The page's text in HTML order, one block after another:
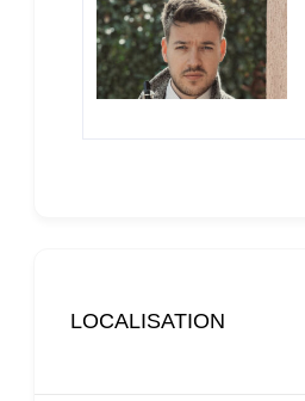
LOCALISATION